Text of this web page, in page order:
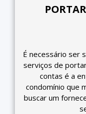
É necessário ser
serviços de
contas é a
condomínio que
buscar um